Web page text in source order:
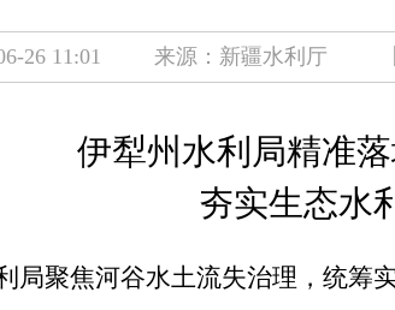
26 11:01 来源：新疆水利厅
伊犁州水利局精准
夯实生态水
局聚焦河谷水土流失治理，统